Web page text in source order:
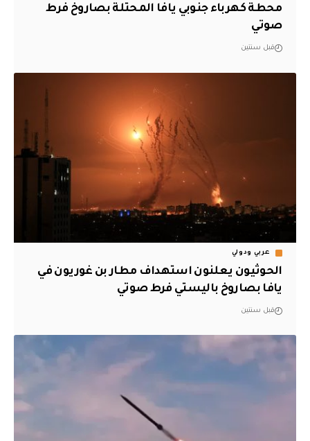
محطة كهرباء جنوبي يافا المحتلة بصاروخ فرط
صوتي
قبل سنتين
عربي ودولي
الحوثيون يعلنون استهداف مطار بن غوريون في
يافا بصاروخ باليستي فرط صوتي
قبل سنتين